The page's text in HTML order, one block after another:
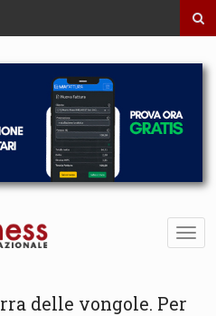
delle vongole. Per